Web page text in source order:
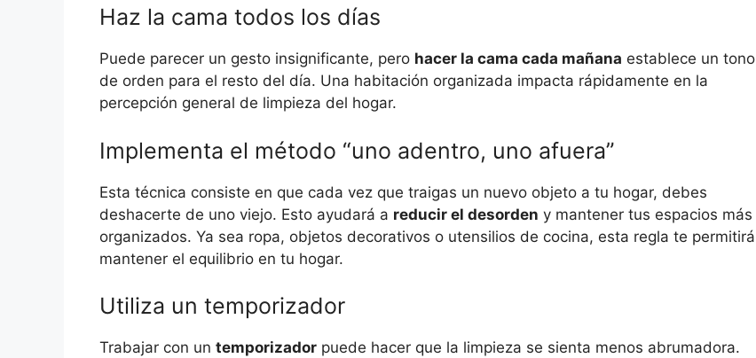
Haz la cama todos los días
Puede parecer un gesto insignificante, pero hacer la cama cada mañana establece un tono
de orden para el resto del día. Una habitación organizada impacta rápidamente en la
percepción general de limpieza del hogar.
Implementa el método “uno adentro, uno afuera”
Esta técnica consiste en que cada vez que traigas un nuevo objeto a tu hogar, debes
deshacerte de uno viejo. Esto ayudará a reducir el desorden y mantener tus espacios más
organizados. Ya sea ropa, objetos decorativos o utensilios de cocina, esta regla te permitirá
mantener el equilibrio en tu hogar.
Utiliza un temporizador
Trabajar con un temporizador puede hacer que la limpieza se sienta menos abrumadora.